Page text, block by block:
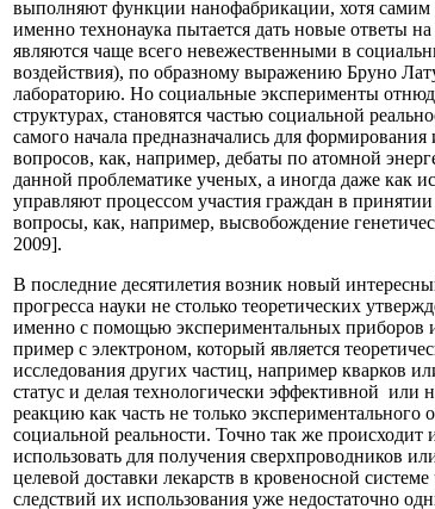
выполняют функции нанофабрикации, хотя самим
именно технонаука пытается дать новые ответы
являются чаще всего невежественными в
воздействия), по образному выражению Бруно
лабораторию. Но социальные эксперименты
структурах, становятся частью социальной
самого начала предназначались для
вопросов, как, например, дебаты по атомной
данной проблематике ученых, а иногда даже как
управляют процессом участия граждан в
вопросы, как, например, высвобождение
2009].
В последние десятилетия возник новый
прогресса науки не столько теоретических
именно с помощью экспериментальных приборов
пример с электроном, который является
исследования других частиц, например кварков
статус и делая технологически эффективной
реакцию как часть не только
социальной реальности. Точно так же
использовать для получения сверхпроводников
целевой доставки лекарств в кровеносной
следствий их использования уже недостаточно